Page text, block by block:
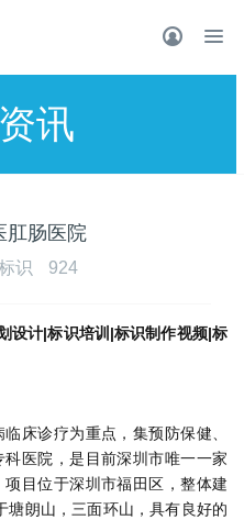
讯
肛肠医院
识 924
床诊疗为重点，集预防保健、
医院，是⽬前深圳市唯⼀⼀家
⽬位于深圳市福⽥区，整体建
塘朗⼭，三⾯环⼭，具有良好的